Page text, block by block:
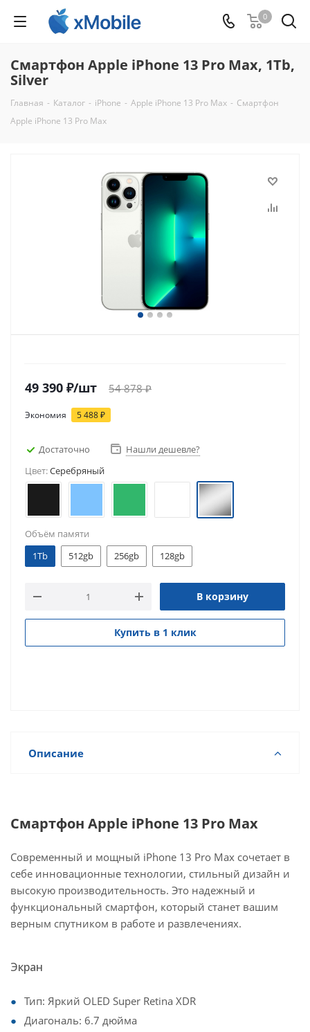
0
Смартфон Apple iPhone 13 Pro Max, 1Tb,
Silver
Главная - Каталог - iPhone - Apple iPhone 13 Pro Max - Смартфон
Apple iPhone 13 Pro Max
49 390 ₽/шт 54 878₽
Экономия 5 488₽
Достаточно
Нашли дешевле?
Цвет:Серебряный
Объём памяти
1Tb
512gb 256gb 128gb
В корзину
Купить в 1 клик
Описание
Смартфон Apple iPhone 13 Pro Max
Современный и мощный iPhone 13 Pro Max сочетает в
себе инновационные технологии, стильный дизайн и
высокую производительность. Это надежный и
функциональный смартфон, который станет вашим
верным спутником в работе и развлечениях.
Экран
Тип: Яркий OLED Super Retina XDR
Диагональ: 6.7 дюйма